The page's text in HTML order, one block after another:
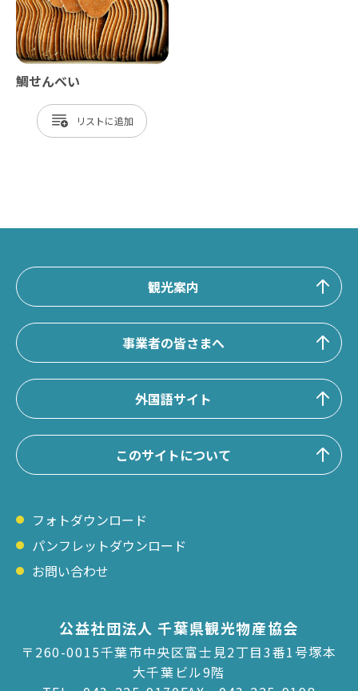
鯛せんべい
リスト
観光案内
事業者の皆さまへ
外国語サイト
このサイトについて
フォトダウンロード
パンフレットダウンロード
お問い合わせ
公益社団法人 千葉県観光物産協会
〒260-0015千葉市中央区富士見2丁目3番1号塚本
大千葉ビル9階